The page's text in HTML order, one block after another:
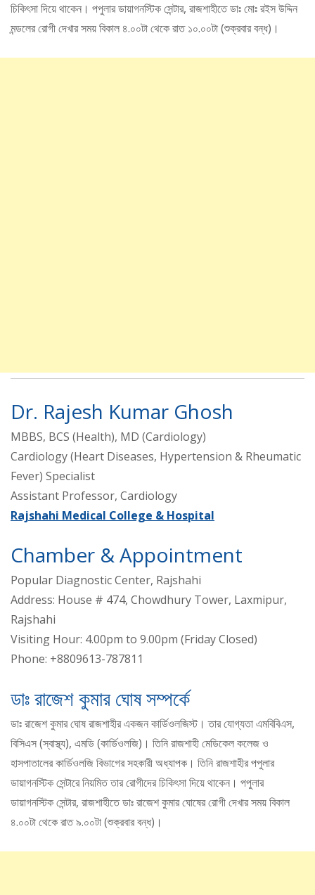
চিকিৎসা দিয়ে থাকেন। পপুলার ডায়াগনস্টিক সেন্টার, রাজশাহীতে ডাঃ মোঃ রইস উদ্দিন
মন্ডলের রোগী দেখার সময় বিকাল ৪.০০টা থেকে রাত ১০.০০টা (শুক্রবার বন্ধ)।
Dr. Rajesh Kumar Ghosh
MBBS, BCS (Health), MD (Cardiology)
Cardiology (Heart Diseases, Hypertension & Rheumatic
Fever) Specialist
Assistant Professor, Cardiology
Rajshahi Medical College & Hospital
Chamber & Appointment
Popular Diagnostic Center, Rajshahi
Address: House # 474, Chowdhury Tower, Laxmipur,
Rajshahi
Visiting Hour: 4.00pm to 9.00pm (Friday Closed)
Phone: +8809613-787811
ডাঃ রাজেশ কুমার ঘোষ সম্পর্কে
ডাঃ রাজেশ কুমার ঘোষ রাজশাহীর একজন কার্ডিওলজিস্ট। তার যোগ্যতা এমবিবিএস,
বিসিএস (স্বাস্থ্য), এমডি (কার্ডিওলজি)। তিনি রাজশাহী মেডিকেল কলেজ ও
হাসপাতালের কার্ডিওলজি বিভাগের সহকারী অধ্যাপক। তিনি রাজশাহীর পপুলার
ডায়াগনস্টিক সেন্টারে নিয়মিত তার রোগীদের চিকিৎসা দিয়ে থাকেন। পপুলার
ডায়াগনস্টিক সেন্টার, রাজশাহীতে ডাঃ রাজেশ কুমার ঘোষের রোগী দেখার সময় বিকাল
৪.০০টা থেকে রাত ৯.০০টা (শুক্রবার বন্ধ)।